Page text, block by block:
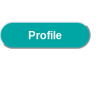
Profile